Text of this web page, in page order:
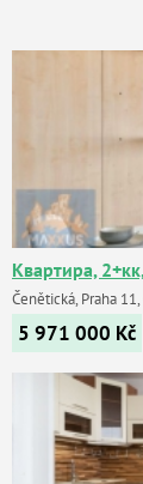
Квартира,
Čenětická, Praha
5 971 000 Kč